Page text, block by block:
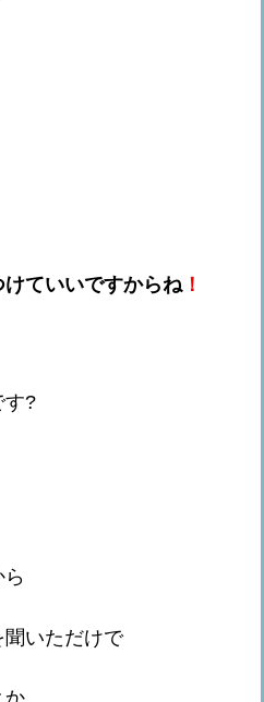
ていいですからね ！
す?
いただけで
か